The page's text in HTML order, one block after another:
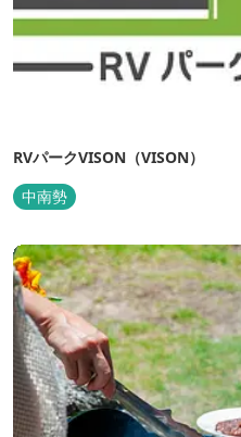
RVパークVISON（VISON）
中南勢